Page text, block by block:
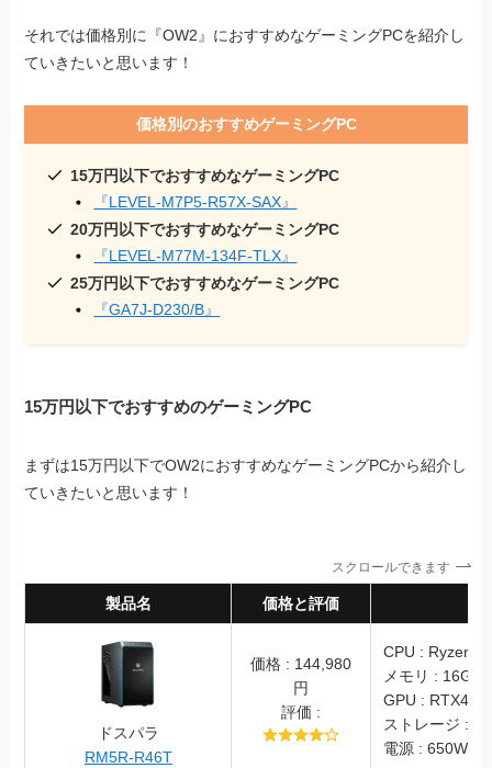
それでは価格別に『OW2』におすすめなゲーミングPCを紹介し
ていきたいと思います！
価格別のおすすめゲーミングPC
15万円以下でおすすめなゲーミングPC
『LEVEL-M7P5-R57X-SAX』
20万円以下でおすすめなゲーミングPC
『LEVEL-M77M-134F-TLX』
25万円以下でおすすめなゲーミングPC
『GA7J-D230/B』
15万円以下でおすすめのゲーミングPC
まずは15万円以下でOW2におすすめなゲーミングPCから紹介し
ていきたいと思います！
スクロールできます
製品名 価格と評価
ドスパラ
RM5R-R46T
価格 : 144,980
円
評価 :
CPU : Ryzen5
メモリ : 16GB
GPU :
ストレージ :
電源 : 650W